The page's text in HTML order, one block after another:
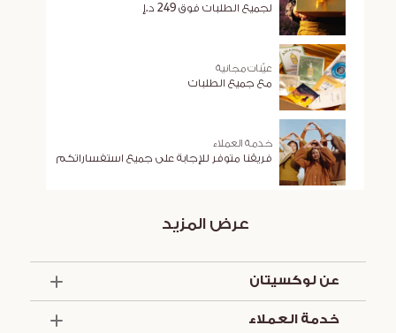
لجميع الطلبات فوق 249 د.إ
عيّنات مجانية
مع جميع الطلبات
خدمة العملاء
فريقنا متوفر للإجابة على جميع استفساراتكم
عرض المزيد
عن لوكسيتان
خدمة العملاء